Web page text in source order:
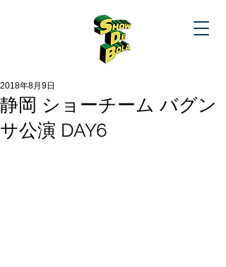
静岡 ショーチーム バグン
サ公演 DAY6
2018年8月9日